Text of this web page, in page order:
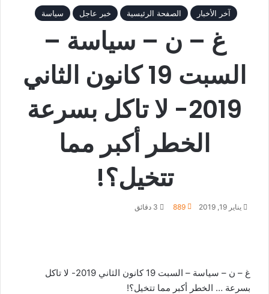
آخر الأخبار الصفحة الرئيسية خبر عاجل سياسة
غ – ن – سياسة –
السبت 19 كانون الثاني
2019- لا تاكل بسرعة
الخطر أكبر مما
تتخيل؟!
يناير 19, 2019 889
غ – ن – سياسة – السبت 19 كانون الثاني 2019- لا تاكل
بسرعة … الخطر أكبر مما تتخيل؟!